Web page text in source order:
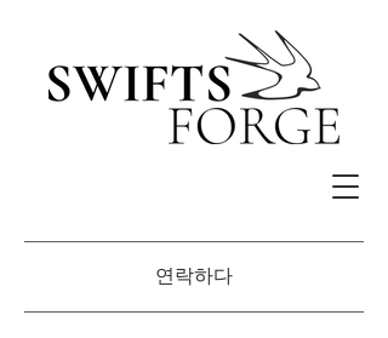
연락하다